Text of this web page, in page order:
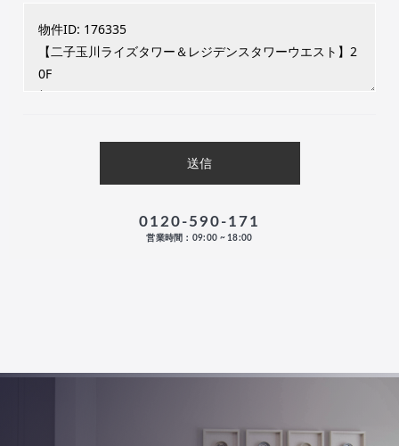
0120-590-171
営業時間：09:00 ~ 18:00